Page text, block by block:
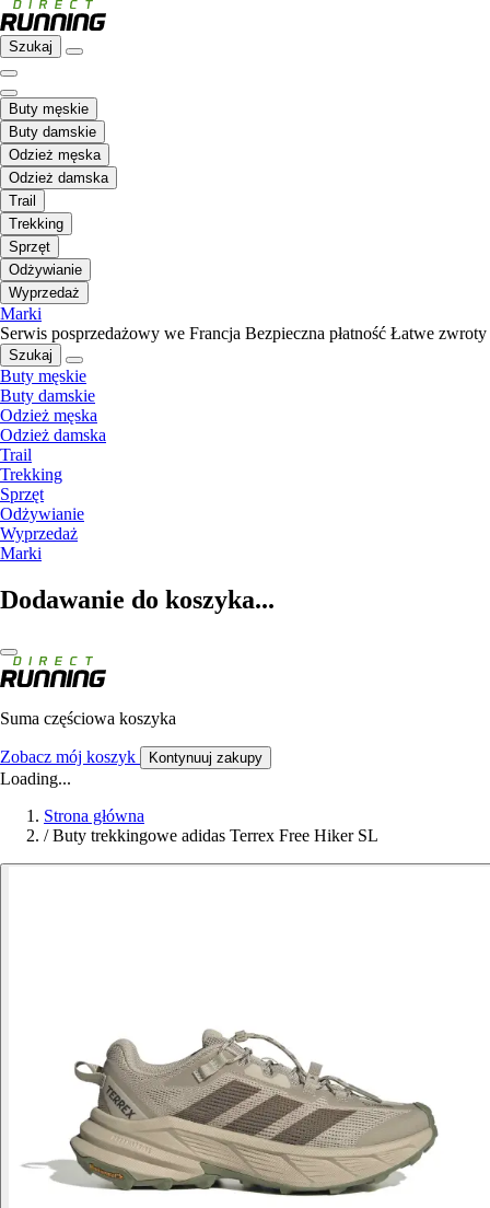
Szukaj
Buty męskie
Buty damskie
Odzież męska
Odzież damska
Trail
Trekking
Sprzęt
Odżywianie
Wyprzedaż
Marki
Serwis posprzedażowy we Francja Bezpieczna płatność Łatwe zwroty
Szukaj
Buty męskie
Buty damskie
Odzież męska
Odzież damska
Trail
Trekking
Sprzęt
Odżywianie
Wyprzedaż
Marki
Dodawanie do koszyka...
Suma częściowa koszyka
Zobacz mój koszyk Kontynuuj zakupy
Loading...
Strona główna
/ Buty trekkingowe adidas Terrex Free Hiker SL